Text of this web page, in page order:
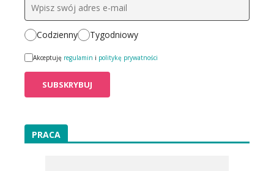
Codzienny Tygodniowy
Akceptuję regulamin i politykę prywatności
PRACA